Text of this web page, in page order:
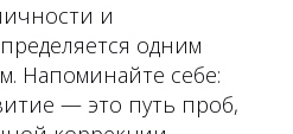
и
одним
Напоминайте себе:
— это путь проб,